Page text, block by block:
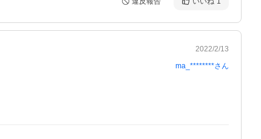
2022/2/13
ma_********さん